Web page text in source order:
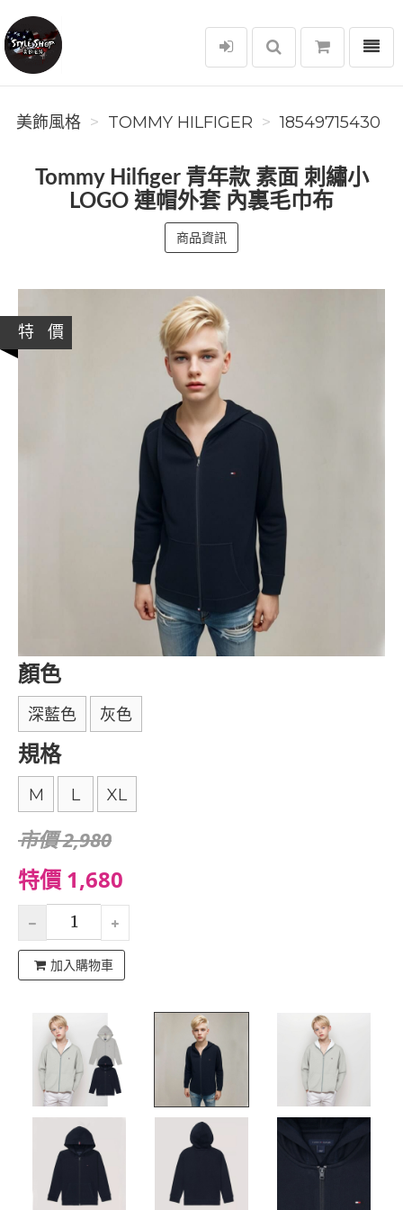
美飾風格
選單
美飾風格 TOMMY HILFIGER 18549715430
Tommy Hilfiger 青年款 素面 刺繡小
LOGO 連帽外套 內裏毛巾布
商品資訊
特 價
顏色
深藍色 灰色
規格
M L XL
市價 2,980
特價 1,680
加入購物車